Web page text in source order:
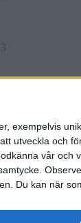
exempelvis
utveckla och
vår
Du kan när
3